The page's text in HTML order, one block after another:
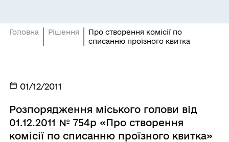
Головна Рішення
Про створення комісії по
списанню проїзного квитка
01/12/2011
Розпорядження міського голови від
01.12.2011 № 754р «Про створення
комісії по списанню проїзного квитка»